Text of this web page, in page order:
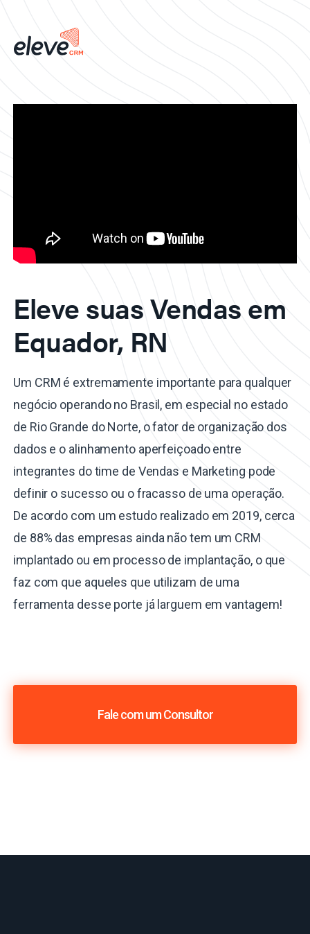
Eleve suas Vendas em
Equador, RN
Um CRM é extremamente importante para qualquer
negócio operando no Brasil, em especial no estado
de Rio Grande do Norte, o fator de organização dos
dados e o alinhamento aperfeiçoado entre
integrantes do time de Vendas e Marketing pode
definir o sucesso ou o fracasso de uma operação.
De acordo com um estudo realizado em 2019, cerca
de 88% das empresas ainda não tem um CRM
implantado ou em processo de implantação, o que
faz com que aqueles que utilizam de uma
ferramenta desse porte já larguem em vantagem!
Fale com um Consultor